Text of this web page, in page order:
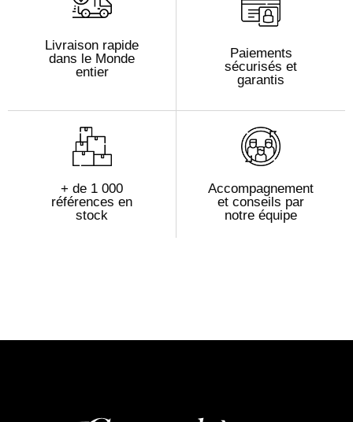
Livraison rapide
dans le Monde
entier
Paiements
sécurisés et
garantis
+ de 1 000
références en
stock
Accompagnement
et conseils par
notre équipe